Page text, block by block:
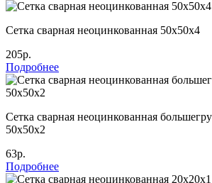
Сетка сварная неоцинкованная 50х50х4
205р.
Подробнее
Сетка сварная неоцинкованная
50х50х2
63р.
Подробнее